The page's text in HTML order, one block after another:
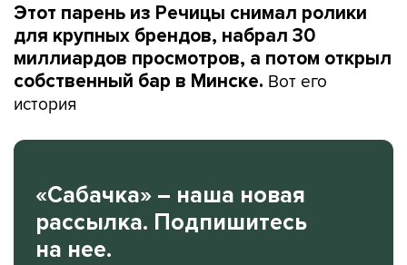
Этот парень из Речицы снимал ролики
для крупных брендов, набрал 30
миллиардов просмотров, а потом открыл
собственный бар в Минске. Вот его
история
«Сабачка» – наша новая
рассылка. Подпишитесь
на нее.